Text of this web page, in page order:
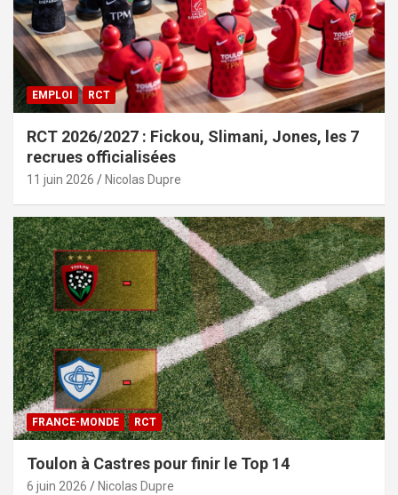
EMPLOI RCT
RCT 2026/2027 : Fickou, Slimani, Jones, les 7
recrues officialisées
11 juin 2026 Nicolas Dupre
FRANCE-MONDE RCT
Toulon à Castres pour finir le Top 14
6 juin 2026 Nicolas Dupre